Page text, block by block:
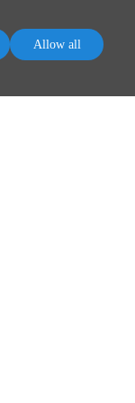
Allow all